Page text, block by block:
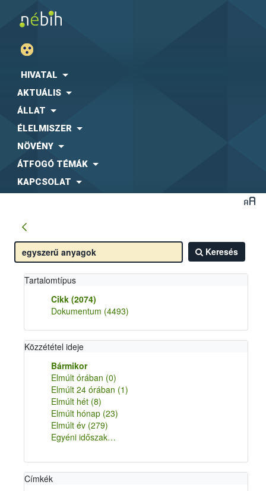
HIVATAL
AKTUÁLIS
ÁLLAT
ÉLELMISZER
NÖVÉNY
ÁTFOGÓ TÉMÁK
KAPCSOLAT
Keresés
Tartalomtípus
Cikk (2074)
Dokumentum (4493)
Közzététel ideje
Bármikor
Elmúlt órában (0)
Elmúlt 24 órában (1)
Elmúlt hét (8)
Elmúlt hónap (23)
Elmúlt év (279)
Egyéni időszak…
Címkék